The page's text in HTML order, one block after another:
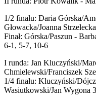
1/2 finału: Daria Górska/
Głowacka/Joanna
Finał: Górska/Paszun -
6-1, 5-7, 10-6
I runda: Jan Kluczyński/
Chmielewski/Franciszek
1/4 finału: Kluczyński/
Wasiutkowski/Jan Wygona